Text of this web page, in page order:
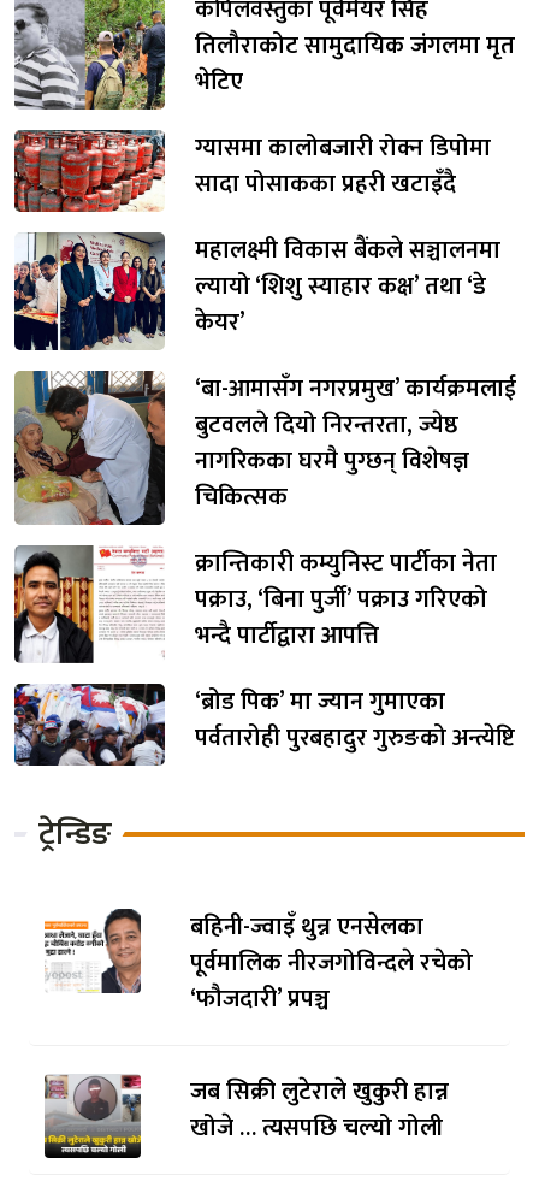
कपिलवस्तुका पूर्वमेयर सिंह
तिलौराकोट सामुदायिक जंगलमा मृत
भेटिए
ग्यासमा कालोबजारी रोक्न डिपोमा
सादा पोसाकका प्रहरी खटाइँदै
महालक्ष्मी विकास बैंकले सञ्चालनमा
ल्यायो ‘शिशु स्याहार कक्ष’ तथा ‘डे
केयर’
‘बा-आमासँग नगरप्रमुख’ कार्यक्रमलाई
बुटवलले दियो निरन्तरता, ज्येष्ठ
नागरिकका घरमै पुग्छन् विशेषज्ञ
चिकित्सक
क्रान्तिकारी कम्युनिस्ट पार्टीका नेता
पक्राउ, ‘बिना पुर्जी’ पक्राउ गरिएको
भन्दै पार्टीद्वारा आपत्ति
‘ब्रोड पिक’ मा ज्यान गुमाएका
पर्वतारोही पुरबहादुर गुरुङको अन्त्येष्टि
ट्रेन्डिङ
बहिनी-ज्वाइँ थुन्न एनसेलका
पूर्वमालिक नीरजगोविन्दले रचेको
‘फौजदारी’ प्रपञ्च
जब सिक्री लुटेराले खुकुरी हान्न
खोजे … त्यसपछि चल्यो गोली